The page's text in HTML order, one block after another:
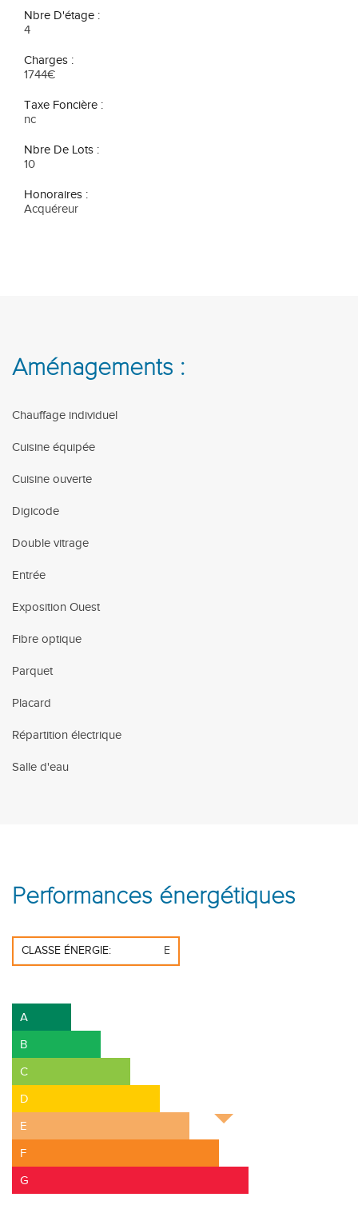
Nbre D'étage :
4
Charges :
1744€
Taxe Foncière :
nc
Nbre De Lots :
10
Honoraires :
Acquéreur
Aménagements :
Chauffage individuel
Cuisine équipée
Cuisine ouverte
Digicode
Double vitrage
Entrée
Exposition Ouest
Fibre optique
Parquet
Placard
Répartition électrique
Salle d'eau
Performances énergétiques
CLASSE ÉNERGIE: E
A
B
C
D
E
F
G